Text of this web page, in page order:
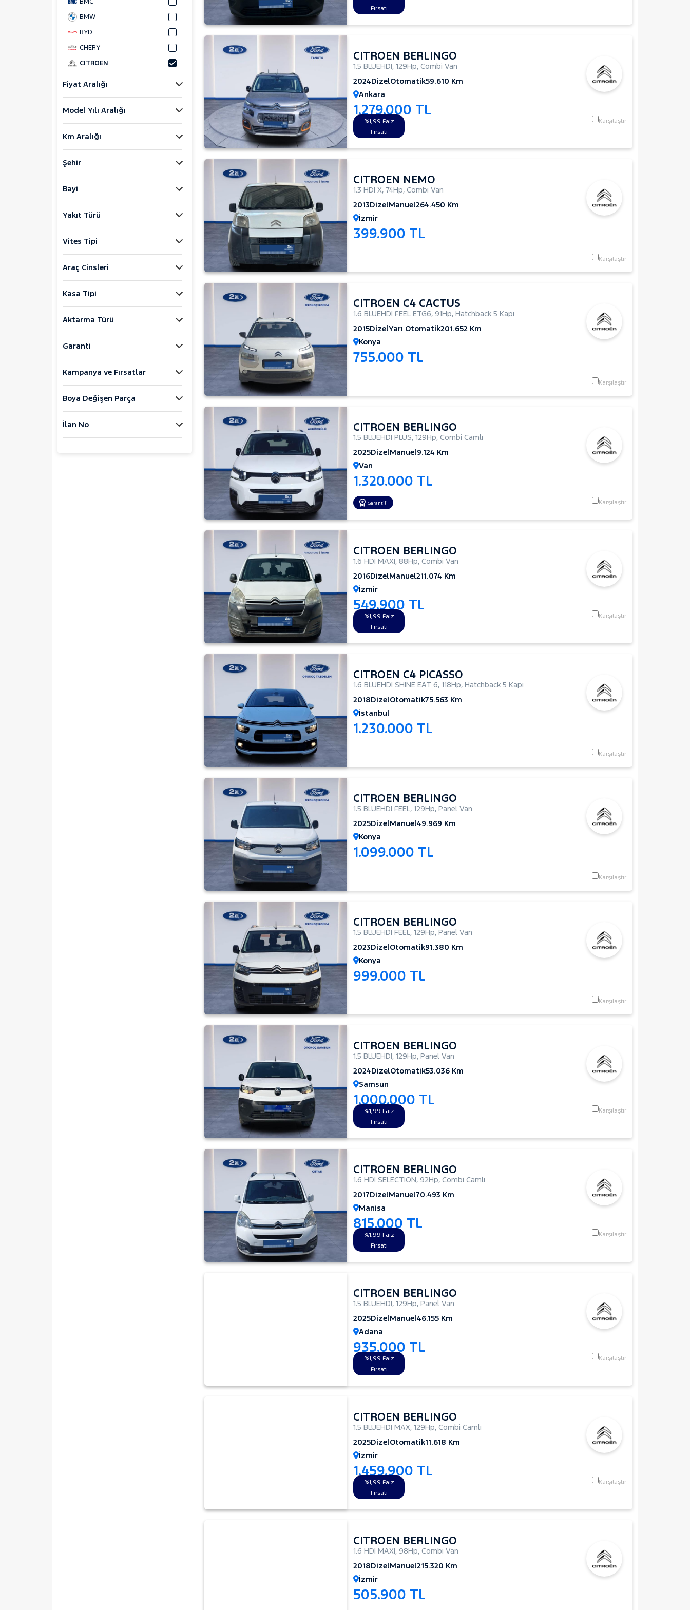
BMW
BYD
CHERY
CITROEN
C3 AIRCROSS
C4 CACTUS
C4 PICASSO
CUPRA
DACIA
FORD
Foton
HONDA
Iveco
Jaecoo
JEEP
LANCIA
Fiyat Aralığı
Model Yılı Aralığı
Km Aralığı
Şehir
Bayi
Yakıt Türü
Vites Tipi
Araç Cinsleri
Kasa Tipi
Aktarma Türü
Garanti
Kampanya ve Fırsatlar
Boya Değişen Parça
İlan No
Fırsatı
CITROEN BERLINGO
1.5 BLUEHDI, 129Hp, Combi Van
2024DizelOtomatik59.610 Km
Ankara
1.279.000 TL
%1,99 Faiz
Fırsatı
Karşılaştır
CITROEN NEMO
1.3 HDI X, 74Hp, Combi Van
2013DizelManuel264.450 Km
İzmir
399.900 TL
Karşılaştır
CITROEN C4 CACTUS
1.6 BLUEHDI FEEL ETG6, 91Hp, Hatchback 5 Kapı
2015DizelYarı Otomatik201.652 Km
Konya
755.000 TL
Karşılaştır
CITROEN BERLINGO
1.5 BLUEHDI PLUS, 129Hp, Combi Camlı
2025DizelManuel9.124 Km
Van
1.320.000 TL
Garantili Karşılaştır
CITROEN BERLINGO
1.6 HDI MAXI, 88Hp, Combi Van
2016DizelManuel211.074 Km
İzmir
549.900 TL
%1,99 Faiz
Fırsatı
Karşılaştır
CITROEN C4 PICASSO
1.6 BLUEHDI SHINE EAT 6, 118Hp, Hatchback 5 Kapı
2018DizelOtomatik75.563 Km
İstanbul
1.230.000 TL
Karşılaştır
CITROEN BERLINGO
1.5 BLUEHDI FEEL, 129Hp, Panel Van
2025DizelManuel49.969 Km
Konya
1.099.000 TL
Karşılaştır
CITROEN BERLINGO
1.5 BLUEHDI FEEL, 129Hp, Panel Van
2023DizelOtomatik91.380 Km
Konya
999.000 TL
Karşılaştır
CITROEN BERLINGO
1.5 BLUEHDI, 129Hp, Panel Van
2024DizelOtomatik53.036 Km
Samsun
1.000.000 TL
%1,99 Faiz
Fırsatı
Karşılaştır
CITROEN BERLINGO
1.6 HDI SELECTION, 92Hp, Combi Camlı
2017DizelManuel70.493 Km
Manisa
815.000 TL
%1,99 Faiz
Fırsatı
Karşılaştır
CITROEN BERLINGO
1.5 BLUEHDI, 129Hp, Panel Van
2025DizelManuel46.155 Km
Adana
935.000 TL
%1,99 Faiz
Fırsatı
Karşılaştır
CITROEN BERLINGO
1.5 BLUEHDI MAX, 129Hp, Combi Camlı
2025DizelOtomatik11.618 Km
İzmir
1.459.900 TL
%1,99 Faiz
Fırsatı
Karşılaştır
CITROEN BERLINGO
1.6 HDI MAXI, 98Hp, Combi Van
2018DizelManuel215.320 Km
İzmir
505.900 TL